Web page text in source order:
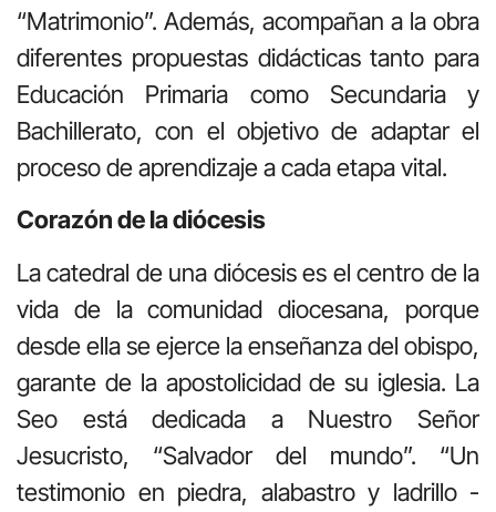
“Matrimonio”. Además, acompañan a la obra
diferentes propuestas didácticas tanto para
Educación Primaria como Secundaria y
Bachillerato, con el objetivo de adaptar el
proceso de aprendizaje a cada etapa vital.
Corazón de la diócesis
La catedral de una diócesis es el centro de la
vida de la comunidad diocesana, porque
desde ella se ejerce la enseñanza del obispo,
garante de la apostolicidad de su iglesia. La
Seo está dedicada a Nuestro Señor
Jesucristo, “Salvador del mundo”. “Un
testimonio en piedra, alabastro y ladrillo -